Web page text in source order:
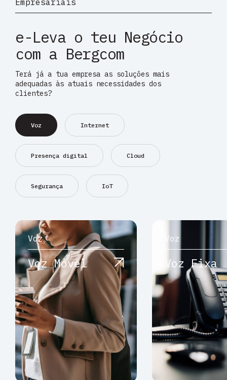
e-Leva o teu Negócio
com a Bergcom
Terá já a tua empresa as soluções mais
adequadas às atuais necessidades dos
clientes?
Voz Internet
Presença digital Cloud
Segurança IoT
Voz
Voz Móvel
Acede agora ao
nosso website e
conhece a solução
de Voz Móvel que
melhor se adequa às
necessidades da tua
empresa. E-Leva o
teu Negócio com a
Bergcom.
Voz
Voz Fixa
Na Bergcom
soluções de
Fixa à
teu negócio.
de Voz Fixa
teu
Fibra.
agora.